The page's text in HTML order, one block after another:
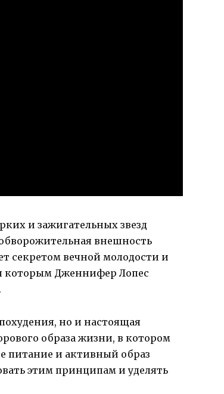
и зажигательных звезд
внешность
секретом вечной молодости и
которым Дженнифер Лопес
но и настоящая
образа жизни, в котором
питание и активный образ
этим принципам и уделять